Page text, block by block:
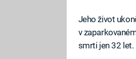
Jeho život
v
smrti jen 32 let.